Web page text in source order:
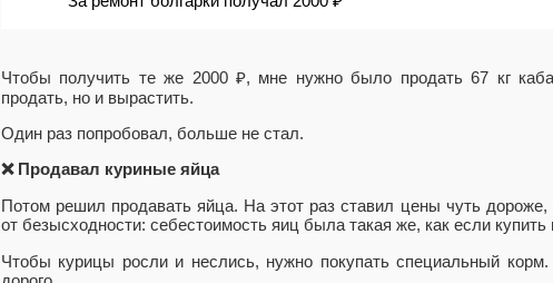
Чтобы получить те же 2000 ₽, мне нужно было продать 67 кг
продать, но и вырастить.
Один раз попробовал, больше не стал.
❌ Продавал куриные яйца
Потом решил продавать яйца. На этот раз ставил цены чуть
от безысходности: себестоимость яиц была такая же, как если купить
Чтобы курицы росли и неслись, нужно покупать специальный корм.